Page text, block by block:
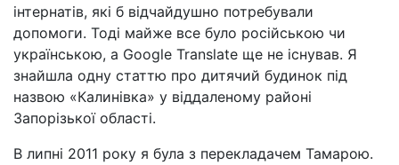
інтернатів, які б відчайдушно потребували
допомоги. Тоді майже все було російською чи
українською, а Google Translate ще не існував. Я
знайшла одну статтю про дитячий будинок під
назвою «Калинівка» у віддаленому районі
Запорізької області.
В липні 2011 року я була з перекладачем Тамарою.